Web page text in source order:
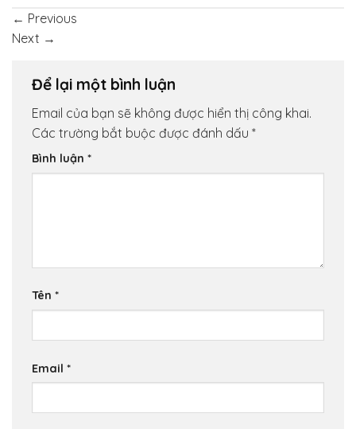
← Previous
Next →
Để lại một bình luận
Email của bạn sẽ không được hiển thị công khai.
Các trường bắt buộc được đánh dấu *
Bình luận *
Tên *
Email *